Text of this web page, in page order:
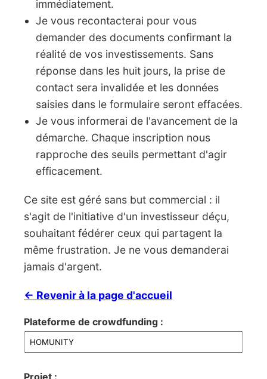
immédiatement.
Je vous recontacterai pour vous
demander des documents confirmant la
réalité de vos investissements. Sans
réponse dans les huit jours, la prise de
contact sera invalidée et les données
saisies dans le formulaire seront effacées.
Je vous informerai de l'avancement de la
démarche. Chaque inscription nous
rapproche des seuils permettant d'agir
efficacement.
Ce site est géré sans but commercial : il
s'agit de l'initiative d'un investisseur déçu,
souhaitant fédérer ceux qui partagent la
même frustration. Je ne vous demanderai
jamais d'argent.
← Revenir à la page d'accueil
Plateforme de crowdfunding :
Projet :